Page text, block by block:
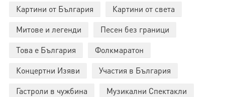
Картини от България
Картини от света
Митове и легенди
Песен без граници
Това е България
Фолкмаратон
Концертни Изяви
Участия в България
Гастроли в чужбина
Музикални Спектакли